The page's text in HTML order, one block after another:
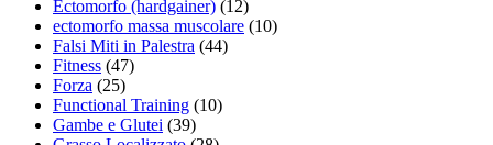
Ectomorfo (hardgainer) (12)
ectomorfo massa muscolare (10)
Falsi Miti in Palestra (44)
Fitness (47)
Forza (25)
Functional Training (10)
Gambe e Glutei (39)